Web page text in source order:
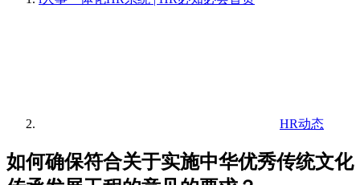
HR动态
如何确保符合关于实施中华优秀传统文化